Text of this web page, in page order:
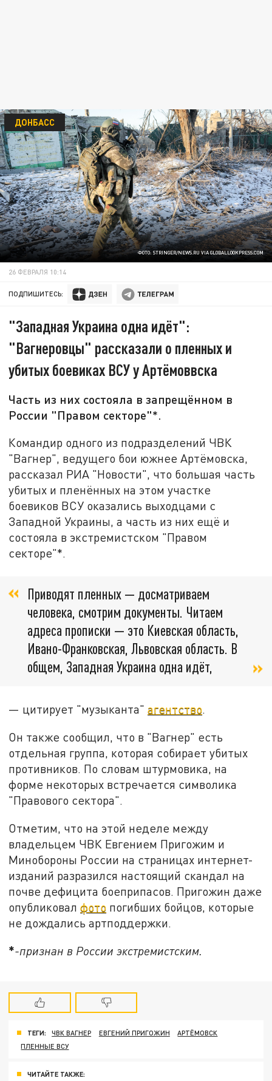
ФОТО: STRINGER/NEWS.RU VIA GLOBALLOOKPRESS.COM
ДОНБАСС
26 ФЕВРАЛЯ 10:14
ПОДПИШИТЕСЬ:
"Западная Украина одна идёт":
"Вагнеровцы" рассказали о пленных и
убитых боевиках ВСУ у Артёмоввска
Часть из них состояла в запрещённом в
России "Правом секторе"*.
Командир одного из подразделений ЧВК
"Вагнер", ведущего бои южнее Артёмовска,
рассказал РИА "Новости", что большая часть
убитых и пленённых на этом участке
боевиков ВСУ оказались выходцами с
Западной Украины, а часть из них ещё и
состояла в экстремистском "Правом
секторе"*.
Приводят пленных — досматриваем
человека, смотрим документы. Читаем
адреса прописки — это Киевская область,
Ивано-Франковская, Львовская область. В
общем, Западная Украина одна идёт,
— цитирует "музыканта"агентство.
Он также сообщил, что в "Вагнер" есть
отдельная группа, которая собирает убитых
противников. По словам штурмовика, на
форме некоторых встречается символика
"Правового сектора".
Отметим, что на этой неделе между
владельцем ЧВК Евгением Пригожим и
Минобороны России на страницах интернет-
изданий разразился настоящий скандал на
почве дефицита боеприпасов. Пригожин даже
опубликовалфото погибших бойцов, которые
не дождались артподдержки.
*-признан в России экстремистским.
ТЕГИ: ЧВК ВАГНЕР ЕВГЕНИЙ ПРИГОЖИН
АРТЁМОВСК
ПЛЕННЫЕ ВСУ
ЧИТАЙТЕ ТАКЖЕ: